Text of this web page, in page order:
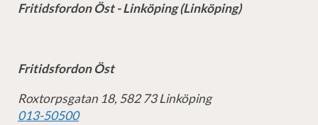
Fritidsfordon Öst - Linköping (Linköping)
Fritidsfordon Öst
Roxtorpsgatan 18, 582 73 Linköping
013-50500